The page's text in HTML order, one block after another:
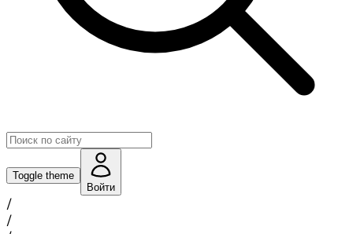
Toggle theme
Войти
/
/